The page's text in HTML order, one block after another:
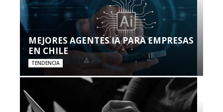
MEJORES AGENTES IA PARA EMPRESAS
EN CHILE
TENDENCIA